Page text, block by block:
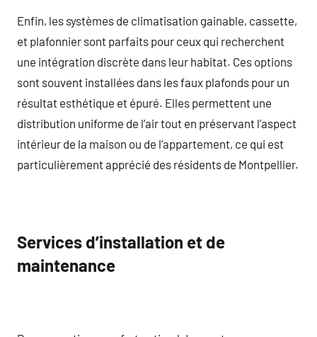
Enfin, les systèmes de climatisation gainable, cassette,
et plafonnier sont parfaits pour ceux qui recherchent
une intégration discrète dans leur habitat. Ces options
sont souvent installées dans les faux plafonds pour un
résultat esthétique et épuré. Elles permettent une
distribution uniforme de l’air tout en préservant l’aspect
intérieur de la maison ou de l’appartement, ce qui est
particulièrement apprécié des résidents de Montpellier.
Services d’installation et de
maintenance